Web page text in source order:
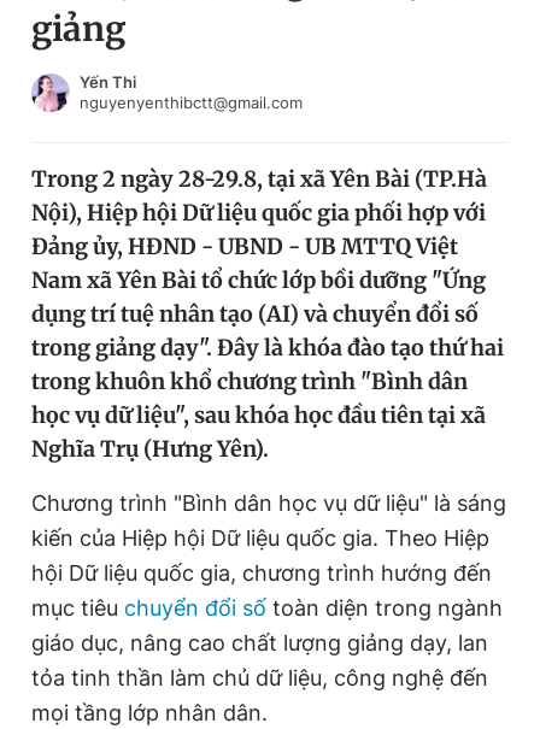
Chuyên mục khác
Chào ngày mới
Video Magazine
Sản phẩm khác
Tiện ích Bạn cần biết
Thông tin tòa soạn
Đọc Thanh Niên trên điện thoại
Tin đã xem
Đăng xuất
giảng
Yến Thi
nguyenyenthibctt@gmail.com
Trong 2 ngày 28-29.8, tại xã Yên Bài (TP.Hà
Nội), Hiệp hội Dữ liệu quốc gia phối hợp với
Đảng ủy, HĐND - UBND - UB MTTQ Việt
Nam xã Yên Bài tổ chức lớp bồi dưỡng "Ứng
dụng trí tuệ nhân tạo (AI) và chuyển đổi số
trong giảng dạy". Đây là khóa đào tạo thứ hai
trong khuôn khổ chương trình "Bình dân
học vụ dữ liệu", sau khóa học đầu tiên tại xã
Nghĩa Trụ (Hưng Yên).
Chương trình "Bình dân học vụ dữ liệu" là sáng
kiến của Hiệp hội Dữ liệu quốc gia. Theo Hiệp
hội Dữ liệu quốc gia, chương trình hướng đến
mục tiêu chuyển đổi số toàn diện trong ngành
giáo dục, nâng cao chất lượng giảng dạy, lan
tỏa tinh thần làm chủ dữ liệu, công nghệ đến
mọi tầng lớp nhân dân.